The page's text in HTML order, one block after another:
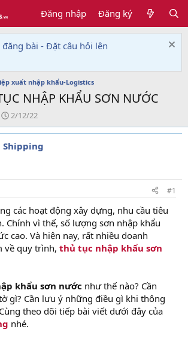
Đăng nhập Đăng ký
bài - Đặt câu hỏi lên
xuất nhập khẩu-Logistics
NHẬP KHẨU SƠN NƯỚC
N
g
à
y
i
2/12/22
Shipping
#1
các hoạt động xây dựng, nhu cầu tiêu
Chính vì thế, số lượng sơn nhập khẩu
cao. Và hiện nay, rất nhiều doanh
về quy trình, thủ tục nhập khẩu sơn
khẩu sơn nước như thế nào? Cần
gì? Cần lưu ý những điều gì khi thông
theo dõi tiếp bài viết dưới đây của
nhé.